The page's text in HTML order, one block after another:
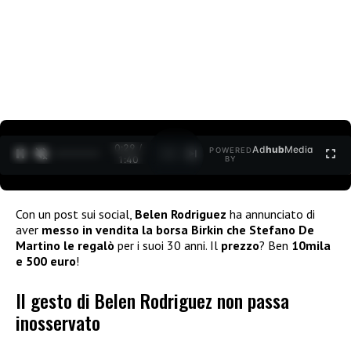
0:30 /
1:40
POWERED
BY
AdhubMedia
Con un post sui social, Belen Rodriguez ha annunciato di
aver messo in vendita la borsa Birkin che Stefano De
Martino le regalò per i suoi 30 anni. Il prezzo? Ben 10mila
e 500 euro!
Il gesto di Belen Rodriguez non passa
inosservato